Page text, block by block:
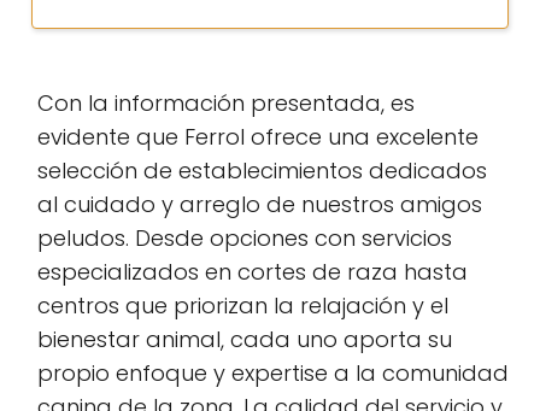
Con la información presentada, es
evidente que Ferrol ofrece una excelente
selección de establecimientos dedicados
al cuidado y arreglo de nuestros amigos
peludos. Desde opciones con servicios
especializados en cortes de raza hasta
centros que priorizan la relajación y el
bienestar animal, cada uno aporta su
propio enfoque y expertise a la comunidad